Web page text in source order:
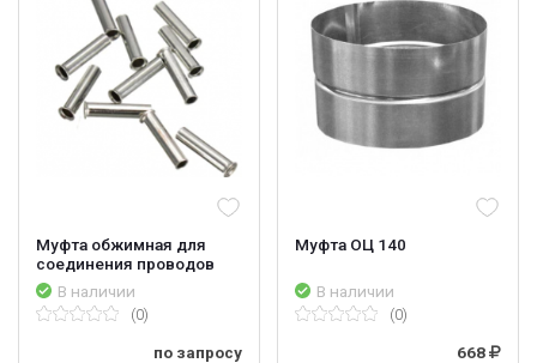
Муфта обжимная для
соединения проводов
В наличии
(0)
по запросу
Муфта ОЦ 140
В наличии
(0)
668